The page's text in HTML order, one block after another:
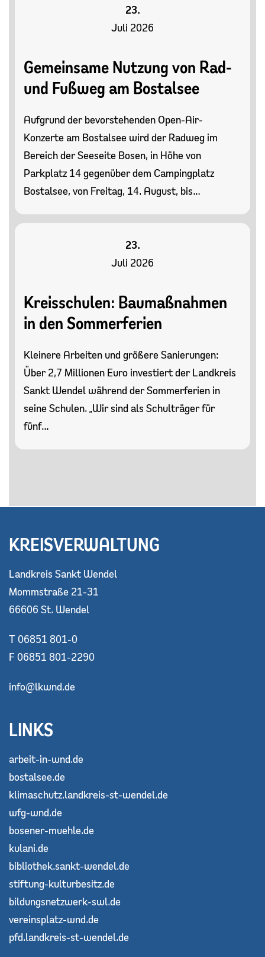
23.
Juli 2026
Gemeinsame Nutzung von Rad-
und Fußweg am Bostalsee
Aufgrund der bevorstehenden Open-Air-
Konzerte am Bostalsee wird der Radweg im
Bereich der Seeseite Bosen, in Höhe von
Parkplatz 14 gegenüber dem Campingplatz
Bostalsee, von Freitag, 14. August, bis…
23.
Juli 2026
Kreisschulen: Baumaßnahmen
in den Sommerferien
Kleinere Arbeiten und größere Sanierungen:
Über 2,7 Millionen Euro investiert der Landkreis
Sankt Wendel während der Sommerferien in
seine Schulen. „Wir sind als Schulträger für
fünf…
KREISVERWALTUNG
Landkreis Sankt Wendel
Mommstraße 21-31
66606 St. Wendel
T 06851 801-0
F 06851 801-2290
info@lkwnd.de
LINKS
arbeit-in-wnd.de
bostalsee.de
klimaschutz.landkreis-st-wendel.de
wfg-wnd.de
bosener-muehle.de
kulani.de
bibliothek.sankt-wendel.de
stiftung-kulturbesitz.de
bildungsnetzwerk-swl.de
vereinsplatz-wnd.de
pfd.landkreis-st-wendel.de